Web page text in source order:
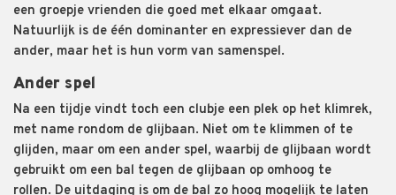
een groepje vrienden die goed met elkaar omgaat.
Natuurlijk is de één dominanter en expressiever dan de
ander, maar het is hun vorm van samenspel.
Ander spel
Na een tijdje vindt toch een clubje een plek op het klimrek,
met name rondom de glijbaan. Niet om te klimmen of te
glijden, maar om een ander spel, waarbij de glijbaan wordt
gebruikt om een bal tegen de glijbaan op omhoog te
rollen. De uitdaging is om de bal zo hoog mogelijk te laten